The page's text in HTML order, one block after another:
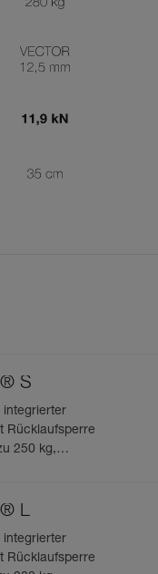
S
integrierter
Rücklaufsperre
250 kg,
L
integrierter
Rücklaufsperre